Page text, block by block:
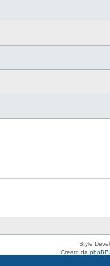
Style
Creato da phpBB